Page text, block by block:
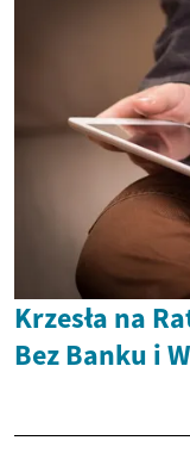
Krzesła na
Bez Banku i